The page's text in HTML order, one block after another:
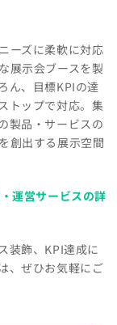
ーズに柔軟に対応
展示会ブースを製
ん、目標KPIの達
トップで対応。集
製品・サービスの
創出する展示空間
運営サービスの詳
装飾、KPI達成に
、ぜひお気軽にご